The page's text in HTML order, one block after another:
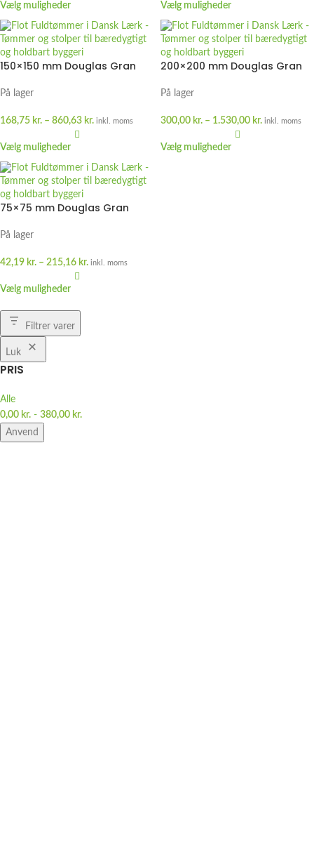
Filtrer varer
Luk
PRIS
Alle
0,00 kr. - 380,00 kr.
Anvend
Vælg muligheder Vælg muligheder
150×150 mm Douglas Gran
På lager
168,75 kr. – 860,63 kr. inkl. moms
Vælg muligheder
200×200 mm Douglas Gran
På lager
300,00 kr. – 1.530,00 kr. inkl. moms
Vælg muligheder
75×75 mm Douglas Gran
På lager
42,19 kr. – 215,16 kr. inkl. moms
Vælg muligheder